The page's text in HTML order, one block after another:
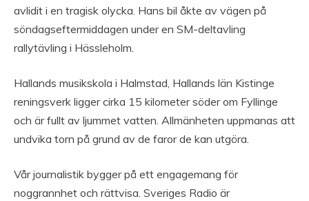
avlidit i en tragisk olycka. Hans bil åkte av vägen på
söndagseftermiddagen under en SM-deltavling
rallytävling i Hässleholm.
Hallands musikskola i Halmstad, Hallands län Kistinge
reningsverk ligger cirka 15 kilometer söder om Fyllinge
och är fullt av ljummet vatten. Allmänheten uppmanas att
undvika torn på grund av de faror de kan utgöra.
Vår journalistik bygger på ett engagemang för
noggrannhet och rättvisa. Sveriges Radio är